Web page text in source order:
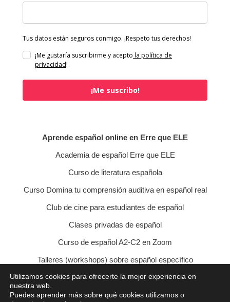
Tus datos están seguros conmigo. ¡Respeto tus derechos!
¡Me gustaría suscribirme y acepto la política de
privacidad!
¡Me suscribo!
Aprende español online en Erre que ELE
Academia de español Erre que ELE
Curso de literatura española
Curso Domina tu comprensión auditiva en español real
Club de cine para estudiantes de español
Clases privadas de español
Curso de español A2-C2 en Zoom
Talleres (workshops) sobre español específico
Curso de conversación veraniego
Política de privacidad Política de cookies
Utilizamos cookies para ofrecerte la mejor experiencia en
nuestra web.
Puedes aprender más sobre qué cookies utilizamos o